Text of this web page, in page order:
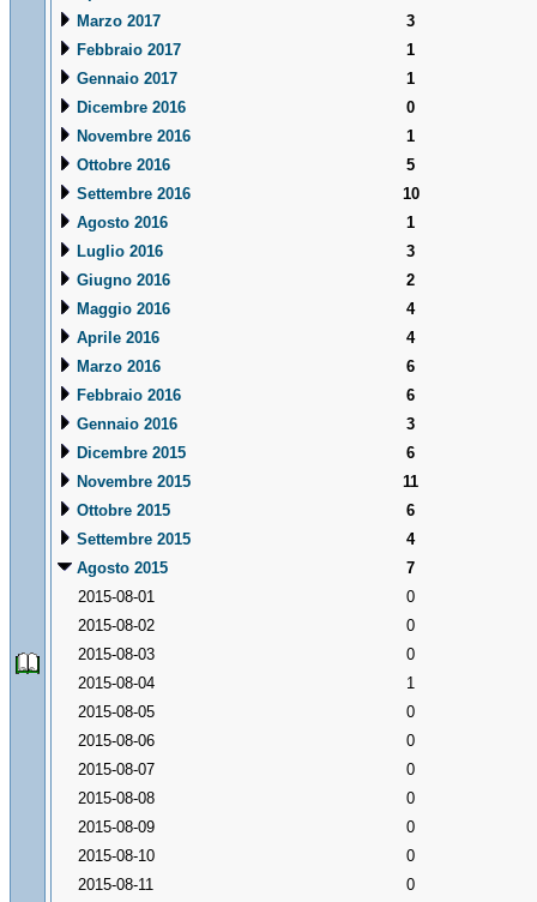
Marzo 2017
3
Febbraio 2017
1
Gennaio 2017
1
Dicembre 2016
0
Novembre 2016
1
Ottobre 2016
5
Settembre 2016
10
Agosto 2016
1
Luglio 2016
3
Giugno 2016
2
Maggio 2016
4
Aprile 2016
4
Marzo 2016
6
Febbraio 2016
6
Gennaio 2016
3
Dicembre 2015
6
Novembre 2015
11
Ottobre 2015
6
Settembre 2015
4
Agosto 2015
7
2015-08-01
0
2015-08-02
0
2015-08-03
0
2015-08-04
1
2015-08-05
0
2015-08-06
0
2015-08-07
0
2015-08-08
0
2015-08-09
0
2015-08-10
0
2015-08-11
0